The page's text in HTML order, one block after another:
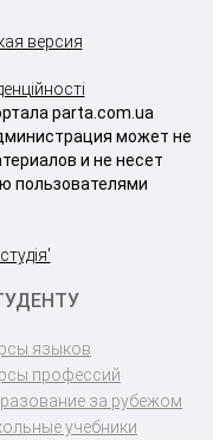
версия
parta.com.ua
может не
и не несет
пользователями
языков
профессий
за рубежом
учебники